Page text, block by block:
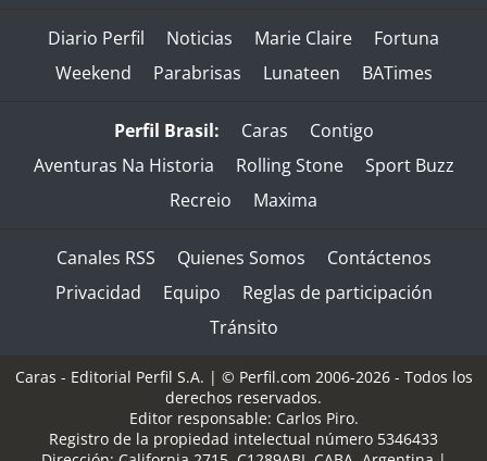
Diario Perfil Noticias Marie Claire
Fortuna
Weekend
Parabrisas Lunateen BATimes
Perfil Brasil: Caras
Contigo
Aventuras Na Historia
Rolling Stone
Sport Buzz
Recreio
Maxima
Canales RSS Quienes Somos
Contáctenos
Privacidad
Equipo
Reglas de participación
Tránsito
Caras - Editorial Perfil S.A. | © Perfil.com 2006-2026 - Todos los
derechos reservados.
Editor responsable: Carlos Piro.
Registro de la propiedad intelectual número 5346433